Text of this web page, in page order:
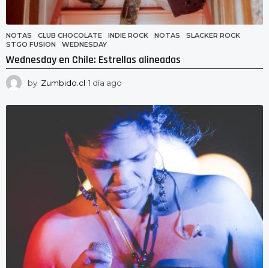
NOTAS CLUB CHOCOLATE ,INDIE ROCK ,NOTAS ,SLACKER ROCK
STGO FUSION
,WEDNESDAY
Wednesday en Chile: Estrellas alineadas
by Zumbido.cl 1 día ago
í
a
a
g